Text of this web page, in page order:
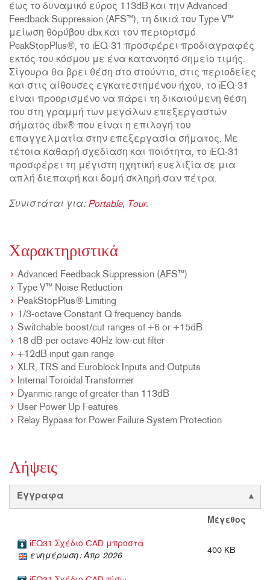
έως το δυναμικό εύρος 113dB και την Advanced
Feedback Suppression (AFS™), τη δικιά του Type V™
μείωση θορύβου dbx και τον περιορισμό
PeakStopPlus®, το iEQ-31 προσφέρει προδιαγραφές
εκτός του κόσμου με ένα κατανοητό σημείο τιμής.
Σίγουρα θα βρει θέση στο στούντιο, στις περιοδείες
και στις αίθουσες εγκατεστημένου ήχου, το iEQ-31
είναι προορισμένο να πάρει τη δικαιούμενη θέση
του στη γραμμή των μεγάλων επεξεργαστών
σήματος dbx® που είναι η επιλογή του
επαγγελματία στην επεξεργασία σήματος. Με
τέτοια καθαρή σχεδίαση και ποιότητα, το iEQ-31
προσφέρει τη μέγιστη ηχητική ευελιξία σε μια
απλή διεπαφή και δομή σκληρή σαν πέτρα.
Συνιστάται για: Portable, Tour.
Χαρακτηριστικά
Advanced Feedback Suppression (AFS™)
Type V™ Noise Reduction
PeakStopPlus® Limiting
1/3-octave Constant Q frequency bands
Switchable boost/cut ranges of +6 or +15dB
18 dB per octave 40Hz low-cut filter
+12dB input gain range
XLR, TRS and Euroblock Inputs and Outputs
Internal Toroidal Transformer
Dyanmic range of greater than 113dB
User Power Up Features
Relay Bypass for Power Failure System Protection
Λήψεις
Έγγραφα
Μέγεθος
iEQ31 Σχέδιο CAD μπροστά
ενημέρωση: Απρ 2026
400 KB